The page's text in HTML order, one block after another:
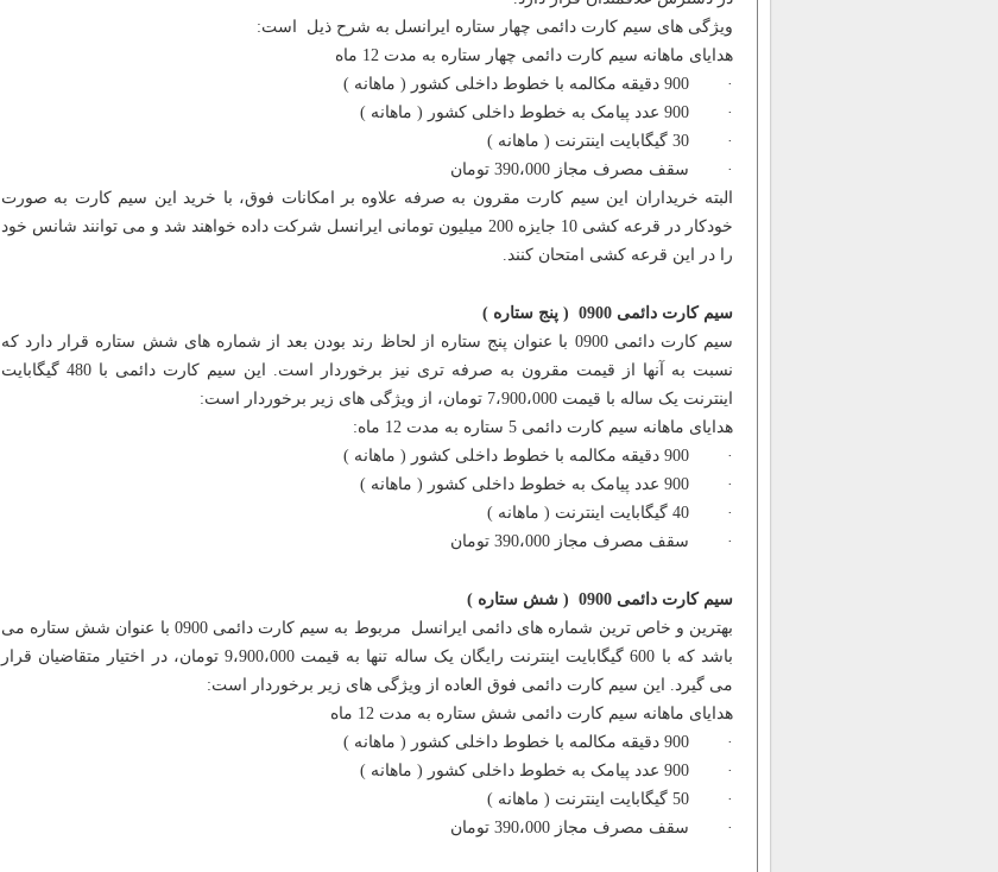
ویژگی های سیم کارت دائمی چهار ستاره ایرانسل به شرح ذیل است:
هدایای ماهانه سیم کارت دائمی چهار ستاره به مدت 12 ماه
· 900 دقیقه مکالمه با خطوط داخلی کشور ( ماهانه )
· 900 عدد پیامک به خطوط داخلی کشور ( ماهانه )
· 30 گیگابایت اینترنت ( ماهانه )
· سقف مصرف مجاز 390،000 تومان
البته خریداران این سیم کارت مقرون به صرفه علاوه بر امکانات فوق، با خرید این سیم کارت به صورت
خودکار در قرعه کشی 10 جایزه 200 میلیون تومانی ایرانسل شرکت داده خواهند شد و می توانند شانس خود
را در این قرعه کشی امتحان کنند.
سیم کارت دائمی 0900 ( پنج ستاره )
سیم کارت دائمی 0900 با عنوان پنج ستاره از لحاظ رند بودن بعد از شماره های شش ستاره قرار دارد که
نسبت به آنها از قیمت مقرون به صرفه تری نیز برخوردار است. این سیم کارت دائمی با 480 گیگابایت
اینترنت یک ساله با قیمت 7،900،000 تومان، از ویژگی های زیر برخوردار است:
هدایای ماهانه سیم کارت دائمی 5 ستاره به مدت 12 ماه:
· 900 دقیقه مکالمه با خطوط داخلی کشور ( ماهانه )
· 900 عدد پیامک به خطوط داخلی کشور ( ماهانه )
· 40 گیگابایت اینترنت ( ماهانه )
· سقف مصرف مجاز 390،000 تومان
سیم کارت دائمی 0900 ( شش ستاره )
بهترین و خاص ترین شماره های دائمی ایرانسل مربوط به سیم کارت دائمی 0900 با عنوان شش ستاره می
باشد که با 600 گیگابایت اینترنت رایگان یک ساله تنها به قیمت 9،900،000 تومان، در اختیار متقاضیان قرار
می گیرد. این سیم کارت دائمی فوق العاده از ویژگی های زیر برخوردار است:
هدایای ماهانه سیم کارت دائمی شش ستاره به مدت 12 ماه
· 900 دقیقه مکالمه با خطوط داخلی کشور ( ماهانه )
· 900 عدد پیامک به خطوط داخلی کشور ( ماهانه )
· 50 گیگابایت اینترنت ( ماهانه )
· سقف مصرف مجاز 390،000 تومان